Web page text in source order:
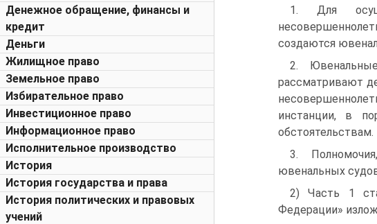
Денежное обращение, финансы и
кредит
Деньги
Жилищное право
Земельное право
Избирательное право
Инвестиционное право
Информационное право
Исполнительное производство
История
История государства и права
История политических и правовых
учений
1. Для
создаются
2.
рассматривают
инстанции, в
обстоятельствам.
3.
ювенальных
2) Часть 1
Федерации»